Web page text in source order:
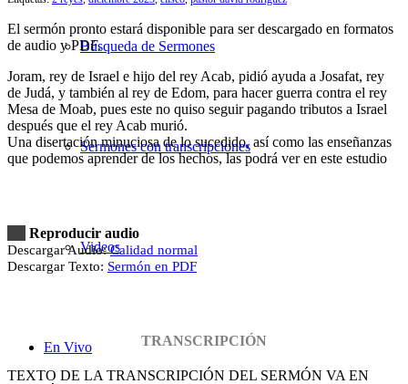
Búsqueda de Sermones
Sermones con transcripciones
Videos
En Vivo
El sermón pronto estará disponible para ser descargado en formatos
de audio y PDF.
Joram, rey de Israel e hijo del rey Acab, pidió ayuda a Josafat, rey
de Judá, y también al rey de Edom, para hacer guerra contra el rey
Mesa de Moab, pues este no quiso seguir pagando tributos a Israel
después que el rey Acab murió.
Una disertación minuciosa de lo sucedido, así como las enseñanzas
que podemos aprender de los hechos, las podrá ver en este estudio
Reproducir audio
Descargar Audio:Calidad normal
Descargar Texto: Sermón en PDF
TRANSCRIPCIÓN
TEXTO DE LA TRANSCRIPCIÓN DEL SERMÓN VA EN